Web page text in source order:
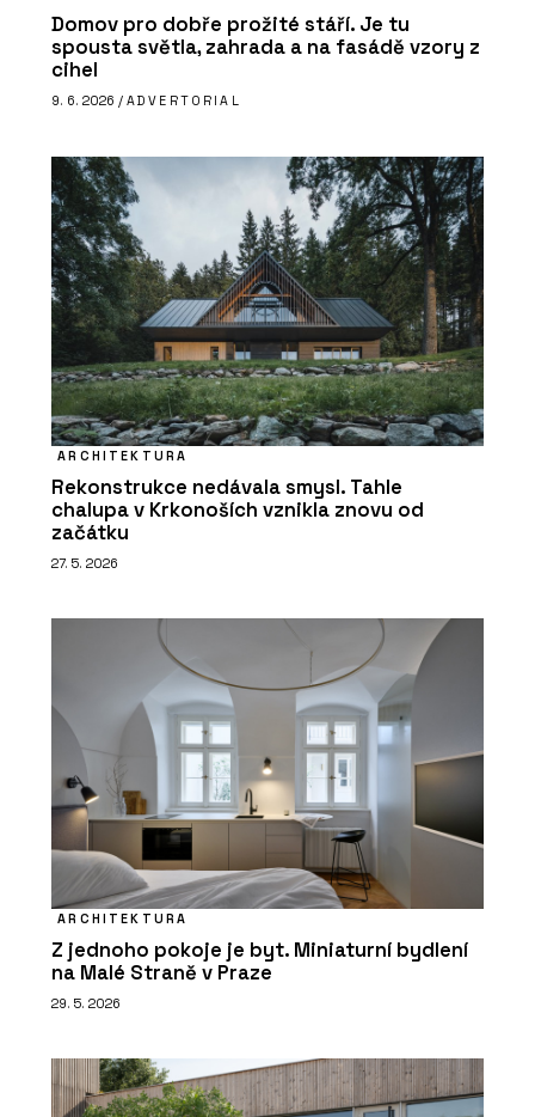
Domov pro dobře prožité stáří. Je tu
spousta světla, zahrada a na fasádě vzory z
cihel
9. 6. 2026 / ADVERTORIAL
ARCHITEKTURA
Rekonstrukce nedávala smysl. Tahle
chalupa v Krkonoších vznikla znovu od
začátku
27. 5. 2026
ARCHITEKTURA
Z jednoho pokoje je byt. Miniaturní bydlení
na Malé Straně v Praze
29. 5. 2026